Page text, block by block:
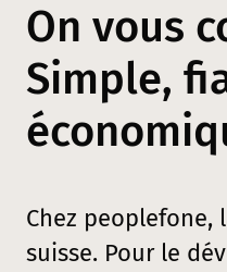
On vous
Simple,
Chez peoplefone,
suisse. Pour le